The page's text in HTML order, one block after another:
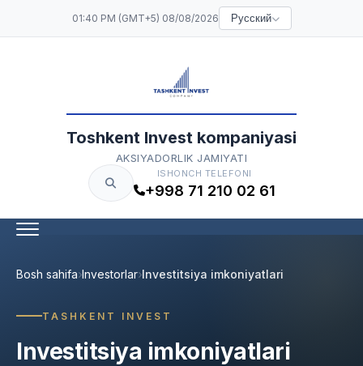
01:40 PM (GMT+5) 08/08/2026 Русский
Toshkent Invest kompaniyasi
AKSIYADORLIK JAMIYATI
ISHONCH TELEFONI
+998 71 210 02 61
Bosh sahifa Investorlar Investitsiya imkoniyatlari
TASHKENT INVEST
Investitsiya imkoniyatlari